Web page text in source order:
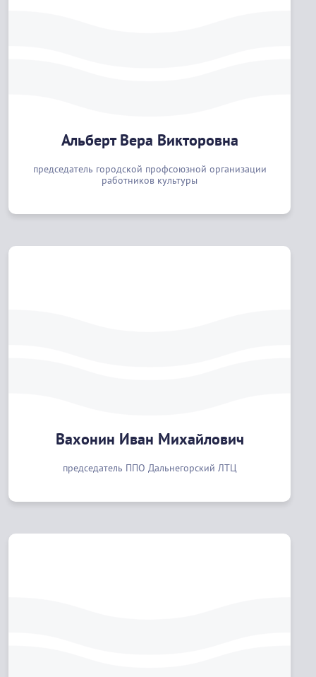
Альберт Вера Викторовна
председатель городской профсоюзной организации
работников культуры
Вахонин Иван Михайлович
председатель ППО Дальнегорский ЛТЦ